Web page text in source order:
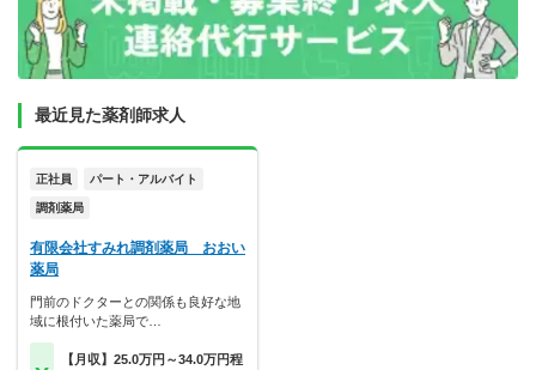
最近見た薬剤師求人
正社員 パート・アルバイト
調剤薬局
有限会社すみれ調剤薬局 おおい
薬局
門前のドクターとの関係も良好な地
域に根付いた薬局で…
【月収】25.0万円～34.0万円程